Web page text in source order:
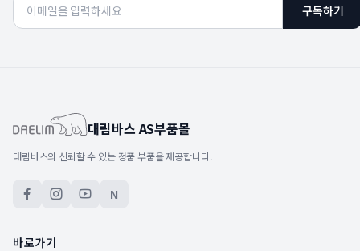
구독하기
대림바스 AS부품몰
대림바스의 신뢰할 수 있는 정품 부품을 제공합니다.
N
바로가기